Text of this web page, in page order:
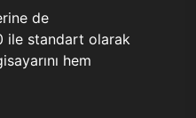
de
ile standart olarak
hem